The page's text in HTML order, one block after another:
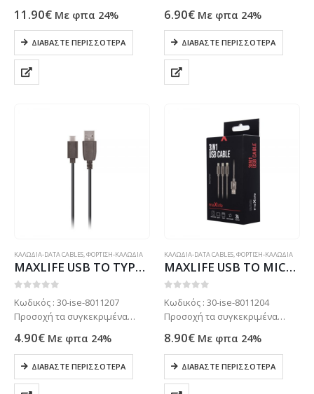
ετοιμοπαράδοτα στο
κατάστημα μας . Μόνο με
παραγγελία. Τηλεφωνήστε για
πιο σίγουρα στο: 2102799890
11.90€ Με φπα 24%
ΔΙΑΒΆΣΤΕ ΠΕΡΙΣΣΌΤΕΡΑ
ετοιμοπαράδοτα στο
κατάστημα μας . Μόνο με
παραγγελία. Τηλεφωνήστε για
πιο σίγουρα στο: 2102799890
6.90€ Με φπα 24%
ΔΙΑΒΆΣΤΕ ΠΕΡΙΣΣΌΤΕΡΑ
ΚΑΛΩΔΙΑ-DATA CABLES,ΦΟΡΤΙΣΗ-ΚΑΛΩΔΙΑ
MAXLIFE USB TO TYPE C DATA CABLE 1m 2A black
Κωδικός : 30-ise-8011207
Προσοχή τα συγκεκριμένα
ετοιμοπαράδοτα στο
κατάστημα μας . Μόνο με
παραγγελία. Τηλεφωνήστε για
πιο σίγουρα στο: 2102799890
4.90€ Με φπα 24%
ΔΙΑΒΆΣΤΕ ΠΕΡΙΣΣΌΤΕΡΑ
ΚΑΛΩΔΙΑ-DATA CABLES,ΦΟΡΤΙΣΗ-ΚΑΛΩΔΙΑ
MAXLIFE USB TO MICRO USB | TYPE C | LIGHTNING DATA CABLE 1m 2.1A grey
Κωδικός : 30-ise-8011204
Προσοχή τα συγκεκριμένα
ετοιμοπαράδοτα στο
κατάστημα μας . Μόνο με
παραγγελία. Τηλεφωνήστε για
πιο σίγουρα στο: 2102799890
8.90€ Με φπα 24%
ΔΙΑΒΆΣΤΕ ΠΕΡΙΣΣΌΤΕΡΑ